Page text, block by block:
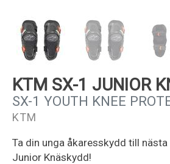
KTM SX-1 JUNIOR
SX-1 YOUTH KNEE
KTM
Ta din unga åkaresskydd till nästa
Junior Knäskydd!